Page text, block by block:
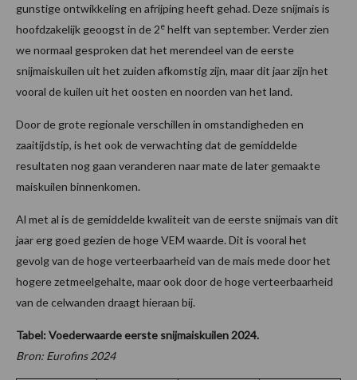
gunstige ontwikkeling en afrijping heeft gehad. Deze snijmais is
hoofdzakelijk geoogst in de 2e helft van september. Verder zien
we normaal gesproken dat het merendeel van de eerste
snijmaiskuilen uit het zuiden afkomstig zijn, maar dit jaar zijn het
vooral de kuilen uit het oosten en noorden van het land.
Door de grote regionale verschillen in omstandigheden en
zaaitijdstip, is het ook de verwachting dat de gemiddelde
resultaten nog gaan veranderen naar mate de later gemaakte
maiskuilen binnenkomen.
Al met al is de gemiddelde kwaliteit van de eerste snijmais van dit
jaar erg goed gezien de hoge VEM waarde. Dit is vooral het
gevolg van de hoge verteerbaarheid van de mais mede door het
hogere zetmeelgehalte, maar ook door de hoge verteerbaarheid
van de celwanden draagt hieraan bij.
Tabel: Voederwaarde eerste snijmaiskuilen 2024.
Bron: Eurofins 2024